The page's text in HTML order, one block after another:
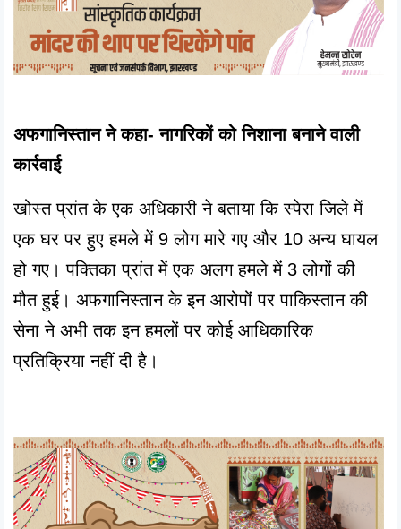
अफगानिस्तान ने कहा- नागरिकों को निशाना बनाने वाली
कार्रवाई
खोस्त प्रांत के एक अधिकारी ने बताया कि स्पेरा जिले में
एक घर पर हुए हमले में 9 लोग मारे गए और 10 अन्य घायल
हो गए। पक्तिका प्रांत में एक अलग हमले में 3 लोगों की
मौत हुई। अफगानिस्तान के इन आरोपों पर पाकिस्तान की
सेना ने अभी तक इन हमलों पर कोई आधिकारिक
प्रतिक्रिया नहीं दी है।